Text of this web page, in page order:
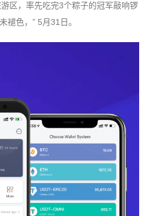
区，率先吃完3个粽子的冠军敲响锣
褪色，” 5月31日。